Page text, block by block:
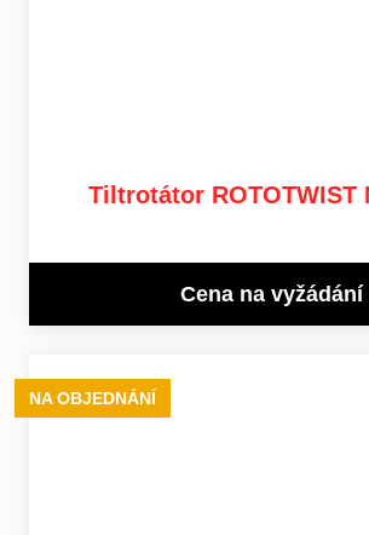
Tiltrotátor ROTOTWIST
Cena na vyžádání
NA OBJEDNÁNÍ